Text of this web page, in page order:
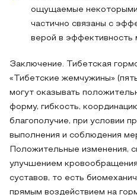
ощущаемые
частично связаны с
верой в эффективность
Заключение. Тибетская
«Тибетские жемчужины»
могут оказывать
форму, гибкость,
благополучие, при условии
выполнения и соблюдения
Положительные изменения,
улучшением
суставов, то есть
прямым воздействием на